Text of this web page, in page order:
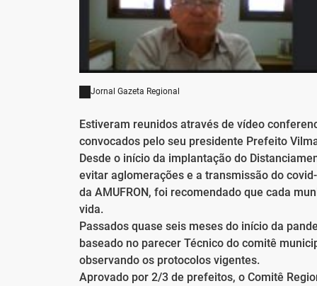
Jornal Gazeta Regional
Estiveram reunidos através de vídeo
convocados pelo seu presidente Prefeito
Desde o início da implantação do
evitar aglomerações e a transmissão do
da AMUFRON, foi recomendado que cada
vida.
Passados quase seis meses do início da
baseado no parecer Técnico do comitê
observando os protocolos vigentes.
Aprovado por 2/3 de prefeitos, o Comitê